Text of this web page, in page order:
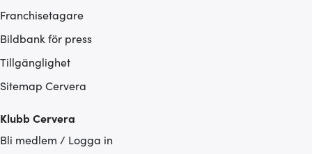
Franchisetagare
Bildbank för press
Tillgänglighet
Sitemap Cervera
Klubb Cervera
Bli medlem / Logga in